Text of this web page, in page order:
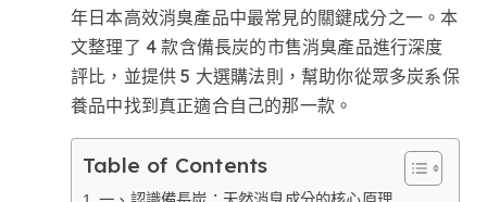
年日本高效消臭產品中最常見的關鍵成分之一。本
文整理了 4 款含備長炭的市售消臭產品進行深度
評比，並提供 5 大選購法則，幫助你從眾多炭系保
養品中找到真正適合自己的那一款。
Table of Contents